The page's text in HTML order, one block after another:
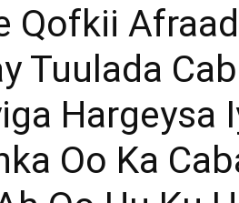
Qofkii
Tuulada
Hargeysa
Oo Ka